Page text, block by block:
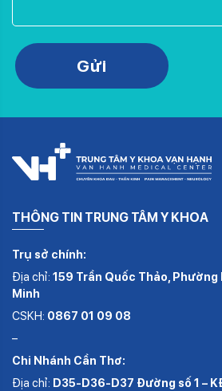
THÔNG TIN TRUNG TÂM Y KHOA
Trụ sở chính:
Địa chỉ: 159 Trần Quốc Thảo, Phường
Minh
CSKH: 0867 01 09 08
–
Chi Nhánh Cần Thơ:
Địa chỉ: D35-D36-D37 Đường số 1 –
Gửi